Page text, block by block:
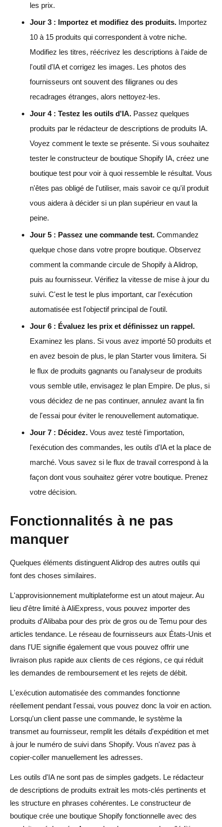
les prix.
Jour 3 : Importez et modifiez des produits. Importez
10 à 15 produits qui correspondent à votre niche.
Modifiez les titres, réécrivez les descriptions à l'aide de
l'outil d'IA et corrigez les images. Les photos des
fournisseurs ont souvent des filigranes ou des
recadrages étranges, alors nettoyez-les.
Jour 4 : Testez les outils d'IA. Passez quelques
produits par le rédacteur de descriptions de produits IA.
Voyez comment le texte se présente. Si vous souhaitez
tester le constructeur de boutique Shopify IA, créez une
boutique test pour voir à quoi ressemble le résultat. Vous
n'êtes pas obligé de l'utiliser, mais savoir ce qu'il produit
vous aidera à décider si un plan supérieur en vaut la
peine.
Jour 5 : Passez une commande test. Commandez
quelque chose dans votre propre boutique. Observez
comment la commande circule de Shopify à Alidrop,
puis au fournisseur. Vérifiez la vitesse de mise à jour du
suivi. C'est le test le plus important, car l'exécution
automatisée est l'objectif principal de l'outil.
Jour 6 : Évaluez les prix et définissez un rappel.
Examinez les plans. Si vous avez importé 50 produits et
en avez besoin de plus, le plan Starter vous limitera. Si
le flux de produits gagnants ou l'analyseur de produits
vous semble utile, envisagez le plan Empire. De plus, si
vous décidez de ne pas continuer, annulez avant la fin
de l'essai pour éviter le renouvellement automatique.
Jour 7 : Décidez. Vous avez testé l'importation,
l'exécution des commandes, les outils d'IA et la place de
marché. Vous savez si le flux de travail correspond à la
façon dont vous souhaitez gérer votre boutique. Prenez
votre décision.
Fonctionnalités à ne pas
manquer
Quelques éléments distinguent Alidrop des autres outils qui
font des choses similaires.
L'approvisionnement multiplateforme est un atout majeur. Au
lieu d'être limité à AliExpress, vous pouvez importer des
produits d'Alibaba pour des prix de gros ou de Temu pour des
articles tendance. Le réseau de fournisseurs aux États-Unis et
dans l'UE signifie également que vous pouvez offrir une
livraison plus rapide aux clients de ces régions, ce qui réduit
les demandes de remboursement et les rejets de débit.
L'exécution automatisée des commandes fonctionne
réellement pendant l'essai, vous pouvez donc la voir en action.
Lorsqu'un client passe une commande, le système la
transmet au fournisseur, remplit les détails d'expédition et met
à jour le numéro de suivi dans Shopify. Vous n'avez pas à
copier-coller manuellement les adresses.
Les outils d'IA ne sont pas de simples gadgets. Le rédacteur
de descriptions de produits extrait les mots-clés pertinents et
les structure en phrases cohérentes. Le constructeur de
boutique crée une boutique Shopify fonctionnelle avec des